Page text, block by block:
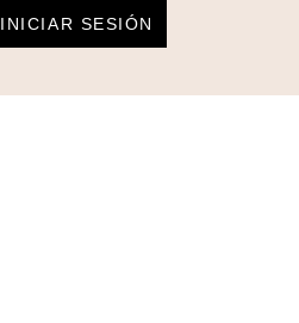
INICIAR SESIÓN